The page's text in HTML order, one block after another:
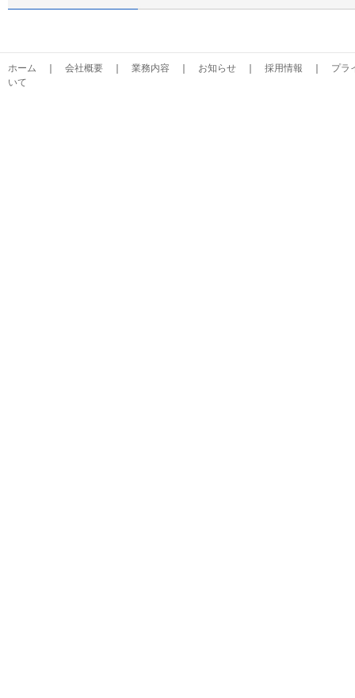
ホーム 会社概要 業務内容 お知らせ 採用情報
プラ
いて